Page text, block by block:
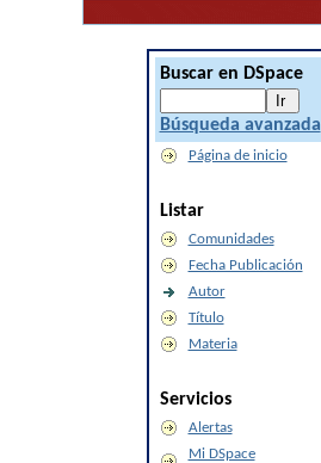
Buscar en DSpace
Búsqueda avanzada
Página de inicio
Listar
Comunidades
Fecha Publicación
Autor
Título
Materia
Servicios
Alertas
Mi DSpace